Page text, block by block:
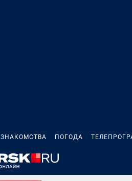
ЗНАКОМСТВА ПОГОДА